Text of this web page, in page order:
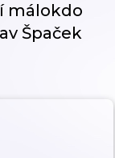
málokdo
Špaček